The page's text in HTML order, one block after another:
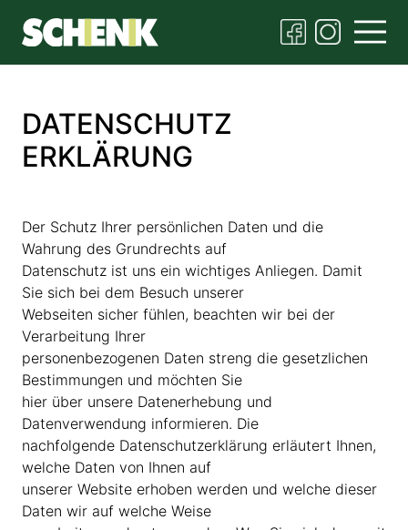
DATENSCHUTZ
ERKLÄRUNG
Der Schutz Ihrer persönlichen Daten und die
Wahrung des Grundrechts auf
Datenschutz ist uns ein wichtiges Anliegen. Damit
Sie sich bei dem Besuch unserer
Webseiten sicher fühlen, beachten wir bei der
Verarbeitung Ihrer
personenbezogenen Daten streng die gesetzlichen
Bestimmungen und möchten Sie
hier über unsere Datenerhebung und
Datenverwendung informieren. Die
nachfolgende Datenschutzerklärung erläutert Ihnen,
welche Daten von Ihnen auf
unserer Website erhoben werden und welche dieser
Daten wir auf welche Weise